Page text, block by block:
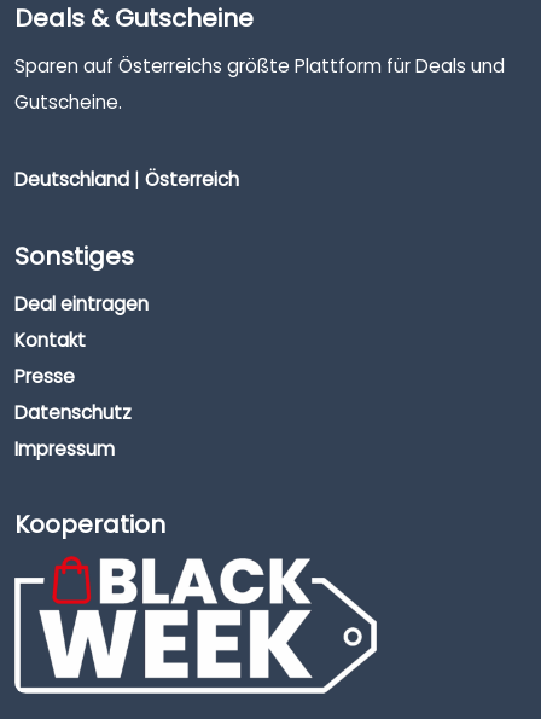
Deals & Gutscheine
Sparen auf Österreichs größte Plattform für Deals und
Gutscheine.
Deutschland | Österreich
Sonstiges
Deal eintragen
Kontakt
Presse
Datenschutz
Impressum
Kooperation